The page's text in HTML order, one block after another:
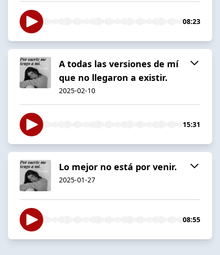
08:23
A todas las versiones de mí
que no llegaron a existir.
2025-02-10
15:31
Lo mejor no está por venir.
2025-01-27
08:55